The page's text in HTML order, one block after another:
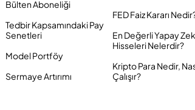
Bülten Aboneliği
Tedbir Kapsamındaki Pay
Senetleri
Model Portföy
Sermaye Artırımı
FED Faiz Kararı
En Değerli Yapay
Hisseleri Nelerdir?
Kripto Para Nedir,
Çalışır?